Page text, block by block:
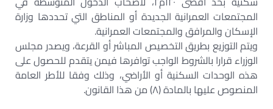
المجتمعات العمرانية الجديدة أو المناطق التي تحددها وزارة
الإسكان والمرافق والمجتمعات العمرانية.
ويتم التوزيع بطريق التخصيص المباشر أو القرعة، ويصدر مجلس
الوزراء قرارا بالشروط الواجب توافرها فيمن يتقدم للحصول على
هذه الوحدات السكنية أو الأراضي، وذلك وفقا للأطر العامة
المنصوص عليها بالمادة (٨) من هذا القانون.